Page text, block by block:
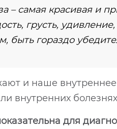
– самая красивая и
грусть,
быть гораздо
и наше внутреннее
внутренних
для